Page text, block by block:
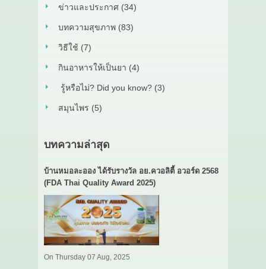
ข่าวและประกาศ (34)
บทความสุขภาพ (83)
วิธีใช้ (7)
กินอาหารให้เป็นยา (4)
รู้หรือไม่? Did you know? (3)
สมุนไพร (5)
บทความล่าสุด
บ้านหมอละออง ได้รับรางวัล อย.ควอลิตี้ อวอร์ด 2568
(FDA Thai Quality Award 2025)
On Thursday 07 Aug, 2025